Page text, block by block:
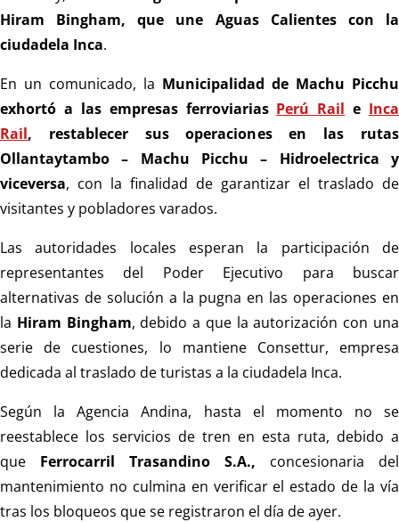
Hiram Bingham, que une Aguas Calientes con la
ciudadela Inca.
En un comunicado, la Municipalidad de Machu Picchu
exhortó a las empresas ferroviarias Perú Rail e Inca
Rail, restablecer sus operaciones en las rutas
Ollantaytambo – Machu Picchu – Hidroelectrica y
viceversa, con la finalidad de garantizar el traslado de
visitantes y pobladores varados.
Las autoridades locales esperan la participación de
representantes del Poder Ejecutivo para buscar
alternativas de solución a la pugna en las operaciones en
la Hiram Bingham, debido a que la autorización con una
serie de cuestiones, lo mantiene Consettur, empresa
dedicada al traslado de turistas a la ciudadela Inca.
Según la Agencia Andina, hasta el momento no se
reestablece los servicios de tren en esta ruta, debido a
que Ferrocarril Trasandino S.A., concesionaria del
mantenimiento no culmina en verificar el estado de la vía
tras los bloqueos que se registraron el día de ayer.